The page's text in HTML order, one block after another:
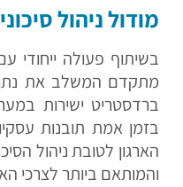
מודול ניהול
מתקדם המשלב את
בזמן אמת תובנות
הארגון לטובת ניהול
והמותאם ביותר לצרכי